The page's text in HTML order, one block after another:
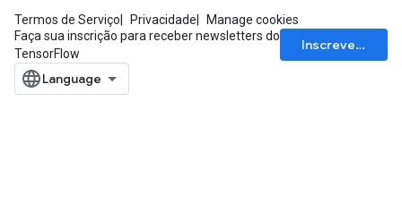
Termos de Serviço Privacidade
Manage cookies
Faça sua inscrição para receber newsletters do
TensorFlow
Inscrever-se